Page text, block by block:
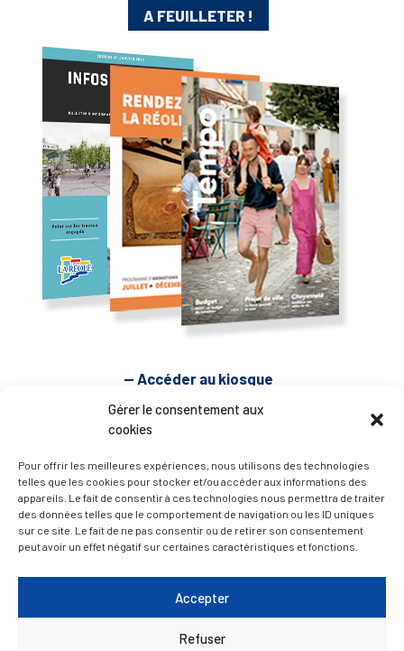
Gérer le consentement aux
cookies
Pour offrir les meilleures expériences, nous utilisons des technologies
telles que les cookies pour stocker et/ou accéder aux informations des
appareils. Le fait de consentir à ces technologies nous permettra de traiter
des données telles que le comportement de navigation ou les ID uniques
sur ce site. Le fait de ne pas consentir ou de retirer son consentement
peut avoir un effet négatif sur certaines caractéristiques et fonctions.
Accepter
Refuser
A FEUILLETER !
— Accéder au kiosque
D’ART ET D’HISTOIRE
— Découvrir et visiter